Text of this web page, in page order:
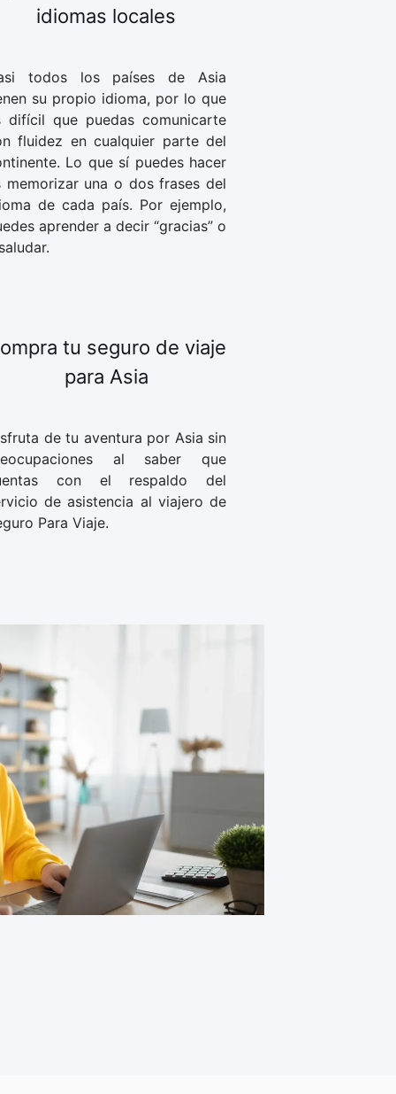
idiomas locales
todos los países de Asia
su propio idioma, por lo que
difícil que puedas comunicarte
fluidez en cualquier parte del
Lo que sí puedes hacer
memorizar una o dos frases del
de cada país. Por ejemplo,
aprender a decir “gracias” o
tu seguro de viaje
para Asia
de tu aventura por Asia sin
al saber que
con el respaldo del
de asistencia al viajero de
Para Viaje.